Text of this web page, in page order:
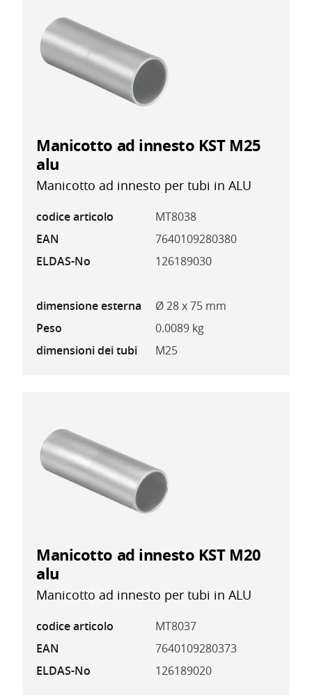
Manicotto ad innesto KST M25
alu
Manicotto ad innesto per tubi in ALU
codice articolo
MT8038
EAN
7640109280380
ELDAS-No
126189030
dimensione esterna
Ø 28 x 75 mm
Peso
0.0089 kg
dimensioni dei tubi
M25
Manicotto ad innesto KST M20
alu
Manicotto ad innesto per tubi in ALU
codice articolo
MT8037
EAN
7640109280373
ELDAS-No
126189020